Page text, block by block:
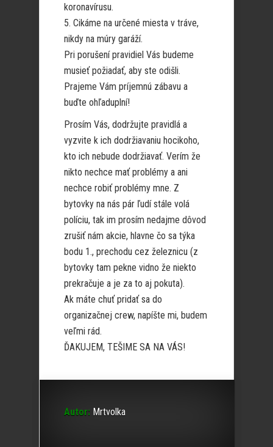
koronavírusu.
5. Cikáme na určené miesta v tráve,
nikdy na múry garáží.
Pri porušení pravidiel Vás budeme
musieť požiadať, aby ste odišli.
Prajeme Vám príjemnú zábavu a
buďte ohľaduplní!
Prosím Vás, dodržujte pravidlá a
vyzvite k ich dodržiavaniu hocikoho,
kto ich nebude dodržiavať. Verím že
nikto nechce mať problémy a ani
nechce robiť problémy mne. Z
bytovky na nás pár ľudí stále volá
políciu, tak im prosím nedajme dôvod
zrušiť nám akcie, hlavne čo sa týka
bodu 1., prechodu cez železnicu (z
bytovky tam pekne vidno že niekto
prekračuje a je za to aj pokuta).
Ak máte chuť pridať sa do
organizačnej crew, napíšte mi, budem
veľmi rád.
ĎAKUJEM, TEŠIME SA NA VÁS!
Autor: Mrtvolka